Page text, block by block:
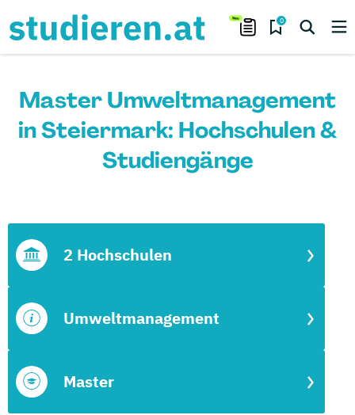
0
Master Umweltmanagement
in Steiermark: Hochschulen &
Studiengänge
Master
Umweltmanagement
2 Hochschulen